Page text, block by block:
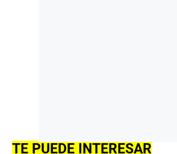
TE PUEDE INTERESAR